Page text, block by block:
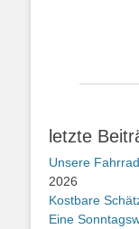
letzte
Unsere
2026
Kostbare
Eine